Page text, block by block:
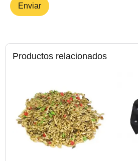
Productos relacionados